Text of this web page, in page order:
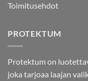
Toimitusehdot
PROTEKTUM
Protektum on
joka tarjoaa laajan